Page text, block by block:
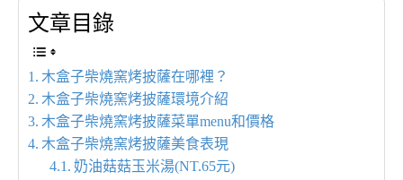
文章目錄
木盒子柴燒窯烤披薩在哪裡？
木盒子柴燒窯烤披薩環境介紹
木盒子柴燒窯烤披薩菜單menu和價格
木盒子柴燒窯烤披薩美食表現
奶油菇菇玉米湯(NT.65元)